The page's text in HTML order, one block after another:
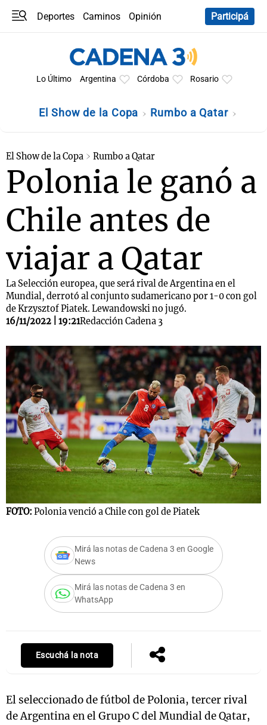
Deportes Caminos
Opinión
Participá
Lo Último Argentina Córdoba Rosario
El Show de la Copa Rumbo a Qatar
El Show de la Copa Rumbo a Qatar
Polonia le ganó a
Chile antes de
viajar a Qatar
La Selección europea, que será rival de Argentina en el
Mundial, derrotó al conjunto sudamericano por 1-0 con gol
de Krzysztof Piatek. Lewandowski no jugó.
16/11/2022 | 19:21Redacción Cadena 3
FOTO: Polonia venció a Chile con gol de Piatek
Mirá las notas de Cadena 3 en Google
News
Mirá las notas de Cadena 3 en
WhatsApp
Escuchá la nota
El seleccionado de fútbol de Polonia, tercer rival
de Argentina en el Grupo C del Mundial de Qatar,
Notas
Notas
La Sole en